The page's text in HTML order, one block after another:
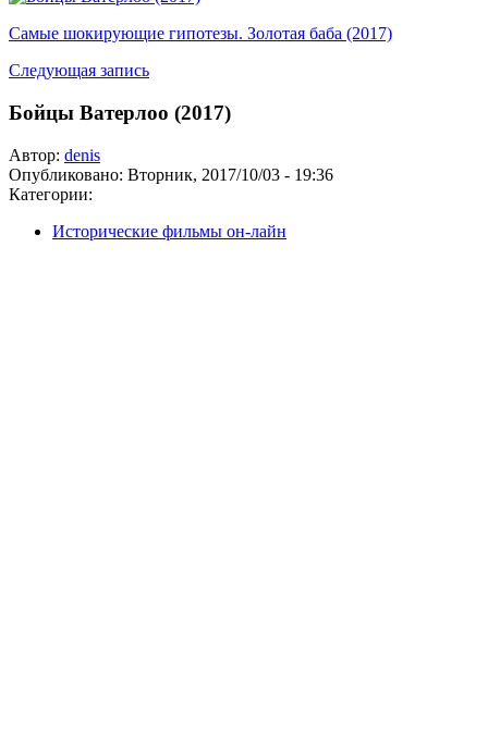
Самые шокирующие гипотезы. Золотая баба (2017)
Следующая запись
Бойцы Ватерлоо (2017)
Автор: denis
Опубликовано: Вторник, 2017/10/03 - 19:36
Категории:
Исторические фильмы он-лайн